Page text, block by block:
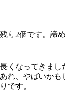
残り2個です。諦
長くなってきまし
あれ、やばいかも
りです。